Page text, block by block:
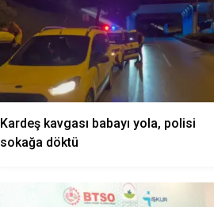
Kardeş kavgası babayı yola, polisi
sokağa döktü